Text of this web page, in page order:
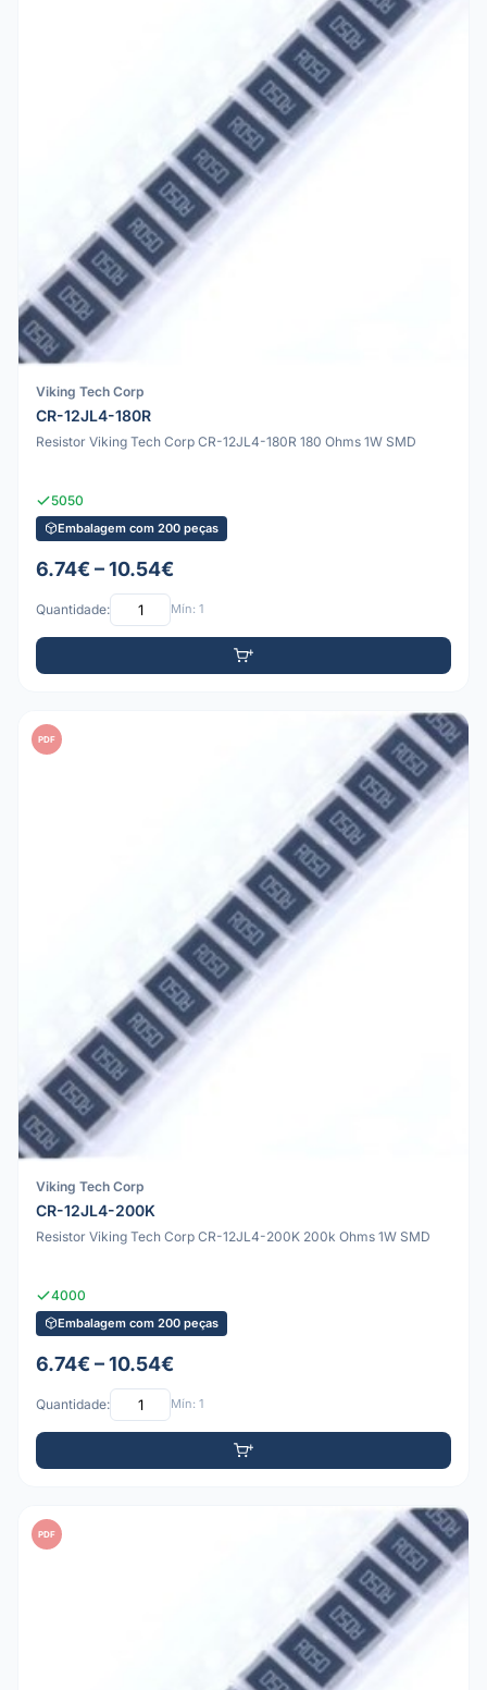
Viking Tech Corp
CR-12JL4-180R
Resistor Viking Tech Corp CR-12JL4-180R 180 Ohms 1W SMD
5050
Embalagem com 200 peças
6.74€ – 10.54€
Quantidade: Mín: 1
PDF
Viking Tech Corp
CR-12JL4-200K
Resistor Viking Tech Corp CR-12JL4-200K 200k Ohms 1W SMD
4000
Embalagem com 200 peças
6.74€ – 10.54€
Quantidade: Mín: 1
PDF